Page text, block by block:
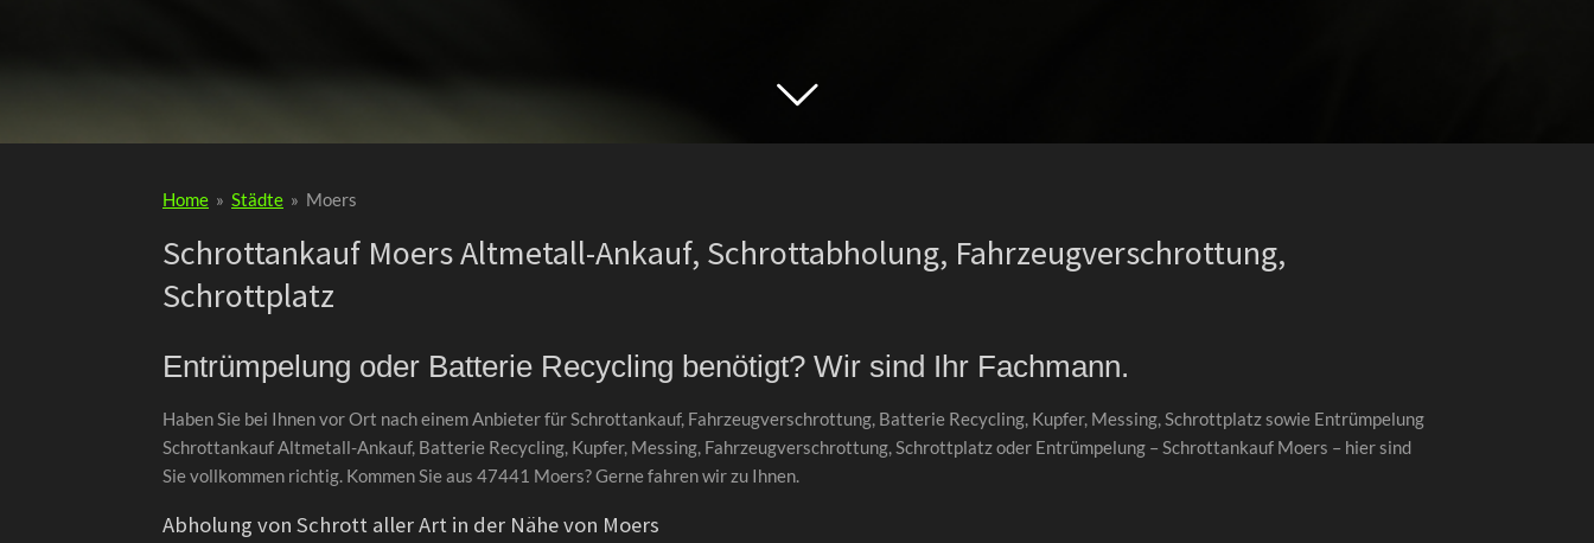
Home » Städte » Moers
Schrottankauf Moers Altmetall-Ankauf, Schrottabholung, Fahrzeugverschrottung,
Schrottplatz
Entrümpelung oder Batterie Recycling benötigt? Wir sind Ihr Fachmann.
Haben Sie bei Ihnen vor Ort nach einem Anbieter für Schrottankauf, Fahrzeugverschrottung, Batterie Recycling, Kupfer, Messing, Schrottplatz sowie Entrümpelung
Schrottankauf Altmetall-Ankauf, Batterie Recycling, Kupfer, Messing, Fahrzeugverschrottung, Schrottplatz oder Entrümpelung – Schrottankauf Moers – hier sind
Sie vollkommen richtig. Kommen Sie aus 47441 Moers? Gerne fahren wir zu Ihnen.
Abholung von Schrott aller Art in der Nähe von Moers